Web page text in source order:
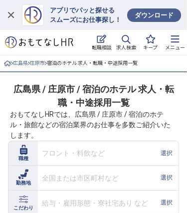
アプリでパッと探せる
スムーズにお仕事探し！
ダウンロード
転職相談 求人検索 キープ メニュー
ログイン
求人・施設を探す
就職・転職 合同説明会
おもてなしHRについて
ご利用の流れ
よくある質問
ホテル・宿泊業界情報コラム
広島県 庄原市 宿泊のホテル 求人・転職・中途採用一覧
広島県 / 庄原市 / 宿泊のホテル 求人・転
職・中途採用一覧
おもてなしHRでは、広島県 / 庄原市 / 宿泊のホテ
ル・旅館などの宿泊業界のお仕事を多数ご紹介いた
します。
職種
フロント・料飲など 選択
勤務地
全国または市区町村など 選択
こだわり
給与・雇用形態・寮社宅あり など 選択